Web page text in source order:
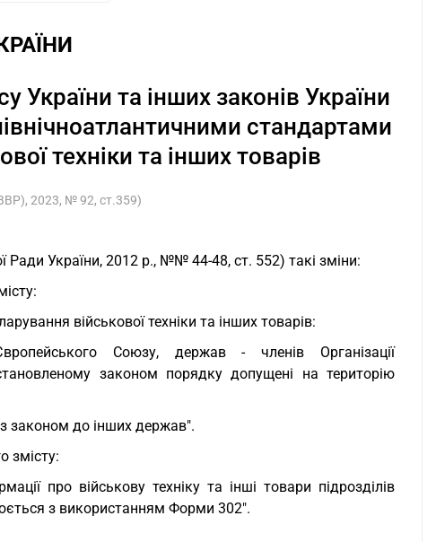
та інших законів України
стандартами
техніки та інших товарів
2023, № 92, ст.359)
Ради України, 2012 р., №№ 44-48, ст. 552) такі зміни:
військової техніки та інших товарів:
Союзу, держав - членів Організації
законом порядку допущені на територію
законом до інших держав".
змісту:
про військову техніку та інші товари підрозділів
з використанням Форми 302".